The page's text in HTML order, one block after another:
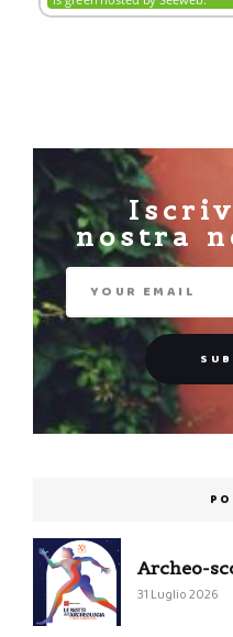
nostra
Archeo-
31 Luglio 2026